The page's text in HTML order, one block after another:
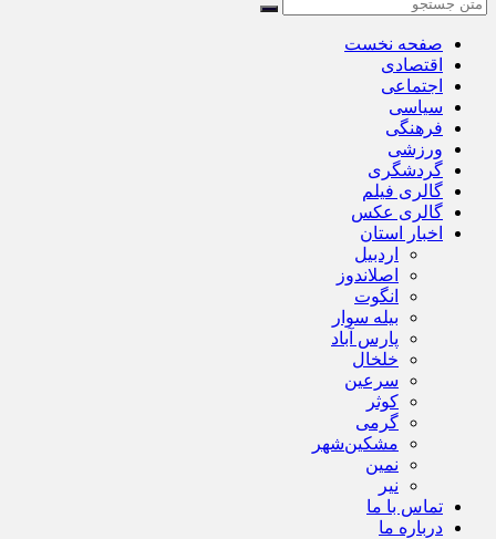
صفحه نخست
اقتصادی
اجتماعی
سیاسی
فرهنگی
ورزشی
گردشگری
گالری فیلم
گالری عکس
اخبار استان
اردبیل
اصلاندوز
انگوت
بیله سوار
پارس آباد
خلخال
سرعین
کوثر
گرمی
مشکین‌شهر
نمین
نیر
تماس با ما
درباره ما